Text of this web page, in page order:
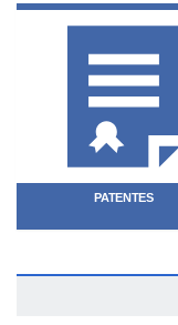
PATENTES